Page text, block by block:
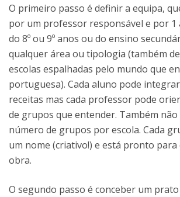
O primeiro passo é definir a equipa,
por um professor responsável e por 1
do 8º ou 9º anos ou do ensino
qualquer área ou tipologia (também de
escolas espalhadas pelo mundo que
portuguesa). Cada aluno pode
receitas mas cada professor pode
de grupos que entender. Também
número de grupos por escola. Cada
um nome (criativo!) e está pronto para
obra.
O segundo passo é conceber um